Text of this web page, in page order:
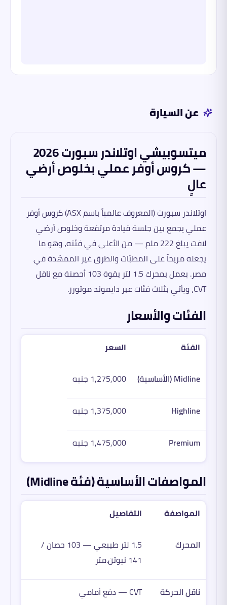
عن السيارة
ميتسوبيشي اوتلاندر سبورت 2026
— كروس أوفر عملي بخلوص أرضي
عالٍ
اوتلاندر سبورت (المعروف عالمياً باسم ASX) كروس أوفر
عملي يجمع بين جلسة قيادة مرتفعة وخلوص أرضي
لافت يبلغ 222 ملم — من الأعلى في فئته، وهو ما
يجعله مريحاً على المطبّات والطرق غير الممهّدة في
مصر. يعمل بمحرك 1.5 لتر بقوة 103 أحصنة مع ناقل
CVT، ويأتي بثلاث فئات عبر دايموند موتورز.
الفئات والأسعار
الفئة السعر
Midline (الأساسية) 1,275,000 جنيه
Highline 1,375,000 جنيه
Premium 1,475,000 جنيه
المواصفات الأساسية (فئة Midline)
المواصفة التفاصيل
المحرك
1.5 لتر طبيعي — 103 حصان /
141 نيوتن.متر
ناقل الحركة CVT — دفع أمامي